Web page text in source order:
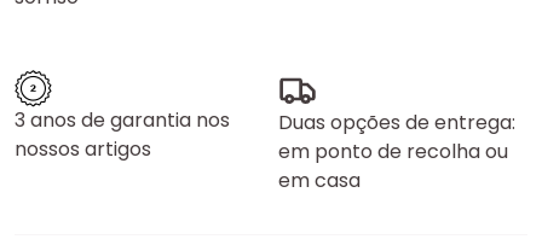
3 anos de garantia nos
nossos artigos
Duas opções de entrega:
em ponto de recolha ou
em casa